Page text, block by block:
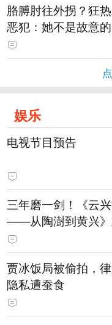
胳膊肘往外拐？狂
恶犯：她不是故意
娱乐
电视节目预告
三年磨一剑！《云
——从陶澍到黄兴》
贾冰饭局被偷拍，
隐私遭蚕食